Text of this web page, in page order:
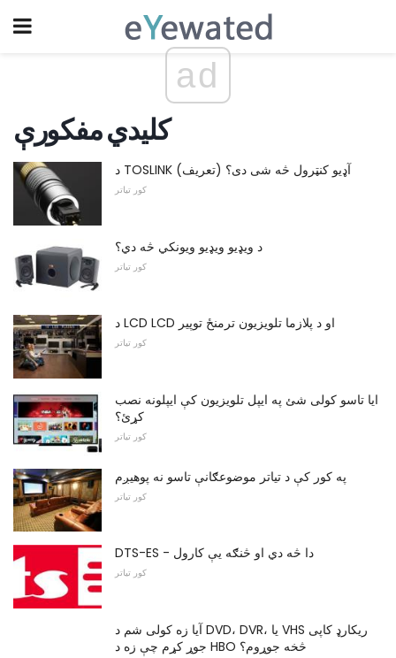
ad
کلیدي مفکورې
د TOSLINK آډیو کنټرول څه شی دی؟ (تعریف)
کور تیاتر
د ویډیو ویډیو ویونکي څه دي؟
کور تیاتر
د LCD LCD او د پلازما تلویزیون ترمنځ توپیر
کور تیاتر
ایا تاسو کولی شئ په ایپل تلویزیون کې ایپلونه نصب
کړئ؟
کور تیاتر
په کور کې د تیاتر موضوعګانې تاسو نه پوهیږم
کور تیاتر
DTS-ES - دا څه دي او څنګه یې کارول
کور تیاتر
آیا زه کولی شم د DVD، DVR، یا VHS ریکارډ کاپی
جوړ کړم چې زه د HBO څخه جوړوم؟